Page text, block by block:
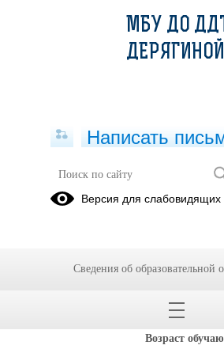
"КОЛОБОК" -
объединение
Возраст
МБУ ДО
ДЕРЯГИНОЙ
Написать
Версия для слабовидящих
Сведения об образовательной